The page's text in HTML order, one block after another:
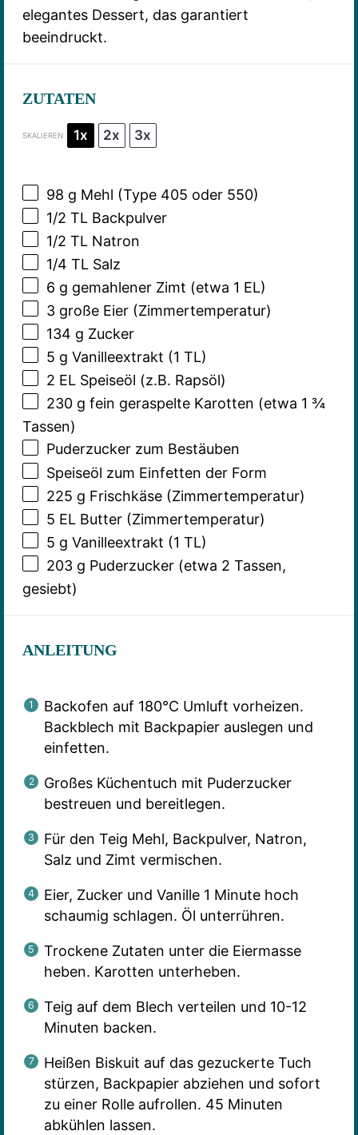
elegantes Dessert, das garantiert
beeindruckt.
ZUTATEN
SKALIEREN 1x 2x 3x
98 g Mehl (Type 405 oder 550)
1/2 TL Backpulver
1/2 TL Natron
1/4 TL Salz
6 g gemahlener Zimt (etwa 1 EL)
3große Eier (Zimmertemperatur)
134 g Zucker
5 g Vanilleextrakt (1 TL)
2 EL Speiseöl (z.B. Rapsöl)
230 g fein geraspelte Karotten (etwa 1 ¾
Tassen)
Puderzucker zum Bestäuben
Speiseöl zum Einfetten der Form
225 g Frischkäse (Zimmertemperatur)
5 EL Butter (Zimmertemperatur)
5 g Vanilleextrakt (1 TL)
203 g Puderzucker (etwa 2 Tassen,
gesiebt)
ANLEITUNG
Backofen auf 180°C Umluft vorheizen.
Backblech mit Backpapier auslegen und
einfetten.
Großes Küchentuch mit Puderzucker
bestreuen und bereitlegen.
Für den Teig Mehl, Backpulver, Natron,
Salz und Zimt vermischen.
Eier, Zucker und Vanille 1 Minute hoch
schaumig schlagen. Öl unterrühren.
Trockene Zutaten unter die Eiermasse
heben. Karotten unterheben.
Teig auf dem Blech verteilen und 10-12
Minuten backen.
Heißen Biskuit auf das gezuckerte Tuch
stürzen, Backpapier abziehen und sofort
zu einer Rolle aufrollen. 45 Minuten
abkühlen lassen.